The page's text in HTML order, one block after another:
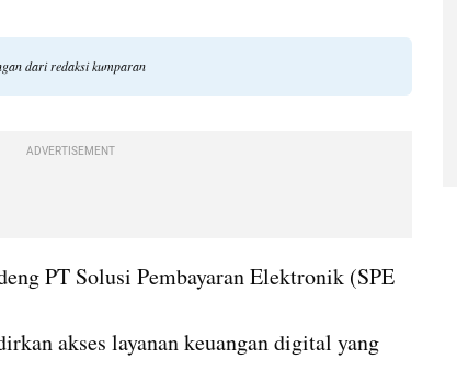
dari redaksi kumparan
ADVERTISEMENT
PT Solusi Pembayaran Elektronik (SPE
akses layanan keuangan digital yang